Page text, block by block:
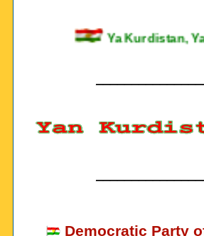
Ya
Democratic Party